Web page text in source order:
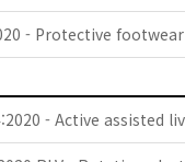
- Protective footwear